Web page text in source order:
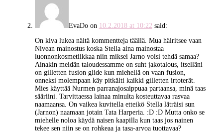
EvaDoon 10.2.2018 at 10:22 said:
On kiva lukea näitä kommentteja täällä. Mua häiritsee vaan
Nivean mainostus koska Stella aina mainostaa
luonnonkosmetiikkaa niin miksei Jarno voisi tehdä samaa?
Ainakin meidän taloudessamme on suht jakotalous, itselläni
on gilletten fusion glide kun miehellä on vaan fusion,
onneksi molempaan käy pitkälti kaikki gilletten irtoterät.
Mies käyttää Nurmen parranajosaippuaa partaansa, minä taas
sääriini. Tarvittaessa lainaa minulta kosteuttavaa rasvaa
naamaansa. On vaikea kuvitella etteikö Stella läträisi sun
(Jarnon) naamaan jotain Tata Harperia. :D :D Mutta onko se
miehelle noloa käydä naisen kaapilla kun taas jos nainen
tekee sen niin se on rohkeaa ja tasa-arvoa tuottavaa?